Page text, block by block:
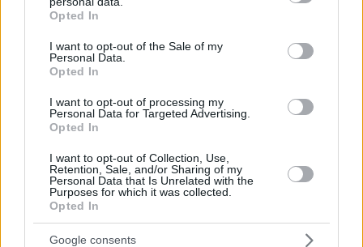
grant or deny consent to Google and its third-party tags to
use your data for below specified purposes in below Google
consent section.
Opted In
I want to opt-out of the Sale of my
Personal Data.
Opted In
I want to opt-out of processing my
Personal Data for Targeted Advertising.
Opted In
I want to opt-out of Collection, Use,
Retention, Sale, and/or Sharing of my
Personal Data that Is Unrelated with the
Purposes for which it was collected.
Opted In
Google consents